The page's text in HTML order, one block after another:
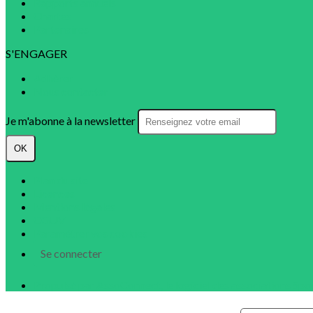
S'ENGAGER
Je m'abonne à la newsletter
OK
Se connecter